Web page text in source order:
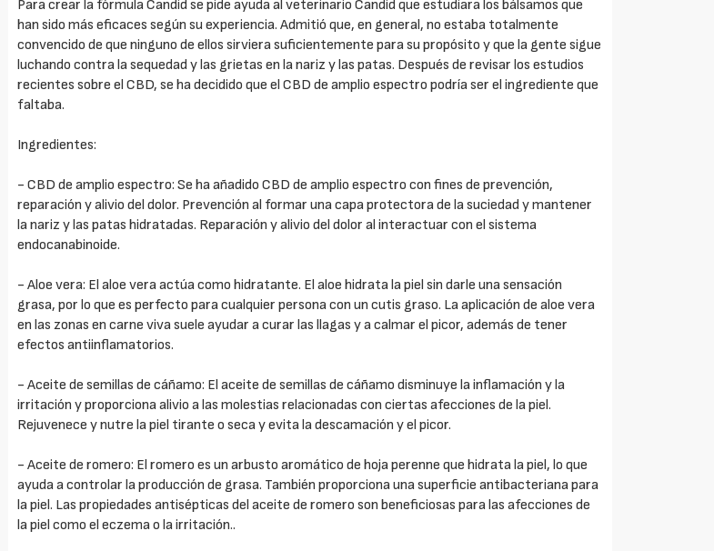
Para crear la fórmula Candid se pide ayuda al veterinario Candid que estudiara los bálsamos que
han sido más eficaces según su experiencia. Admitió que, en general, no estaba totalmente
convencido de que ninguno de ellos sirviera suficientemente para su propósito y que la gente sigue
luchando contra la sequedad y las grietas en la nariz y las patas. Después de revisar los estudios
recientes sobre el CBD, se ha decidido que el CBD de amplio espectro podría ser el ingrediente que
faltaba.
Ingredientes:
- CBD de amplio espectro: Se ha añadido CBD de amplio espectro con fines de prevención,
reparación y alivio del dolor. Prevención al formar una capa protectora de la suciedad y mantener
la nariz y las patas hidratadas. Reparación y alivio del dolor al interactuar con el sistema
endocanabinoide.
- Aloe vera: El aloe vera actúa como hidratante. El aloe hidrata la piel sin darle una sensación
grasa, por lo que es perfecto para cualquier persona con un cutis graso. La aplicación de aloe vera
en las zonas en carne viva suele ayudar a curar las llagas y a calmar el picor, además de tener
efectos antiinflamatorios.
- Aceite de semillas de cáñamo: El aceite de semillas de cáñamo disminuye la inflamación y la
irritación y proporciona alivio a las molestias relacionadas con ciertas afecciones de la piel.
Rejuvenece y nutre la piel tirante o seca y evita la descamación y el picor.
- Aceite de romero: El romero es un arbusto aromático de hoja perenne que hidrata la piel, lo que
ayuda a controlar la producción de grasa. También proporciona una superficie antibacteriana para
la piel. Las propiedades antisépticas del aceite de romero son beneficiosas para las afecciones de
la piel como el eczema o la irritación..